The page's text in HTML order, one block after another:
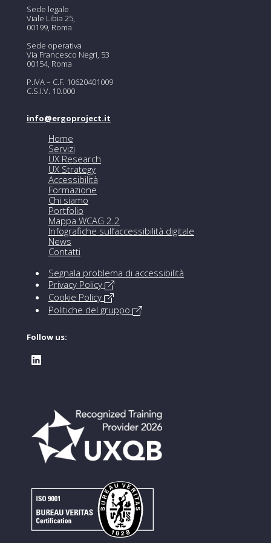
Sede legale
Viale Libia 25,
00199, Roma
Sede operativa
Via Francesco Negri, 53
00154, Roma
P.IVA – C.F. 10620401009
C.S.I.V. 10.000
info@ergoproject.it
Home
Servizi
UX Research
UX Strategy
Accessibilità
Formazione
Chi siamo
Portfolio
Mappa WCAG 2.2
Infografiche sull’accessibilità digitale
News
Contatti
Segnala problema di accessibilità
Privacy Policy
Cookie Policy
Politiche del gruppo
Follow us: